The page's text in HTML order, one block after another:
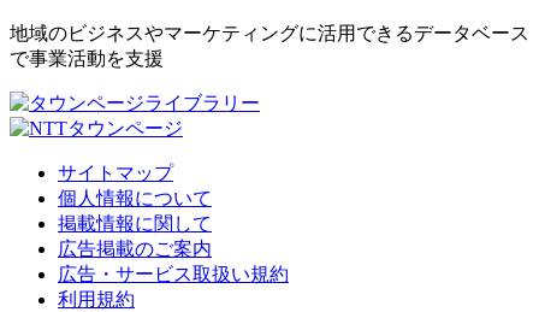
地域のビジネスやマーケティングに活用できるデータベース
で事業活動を支援
サイトマップ
個人情報について
掲載情報に関して
広告掲載のご案内
広告・サービス取扱い規約
利用規約